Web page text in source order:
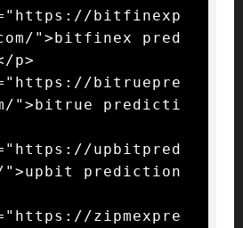
bitfinexp
">bitfinex pred
p>
bitruepre
">bitrue predicti
upbitpred
">upbit prediction
zipmexpre